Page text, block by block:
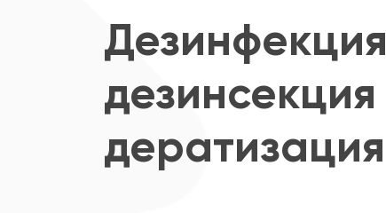
Дезинфекция
дезинсекция
дератизация